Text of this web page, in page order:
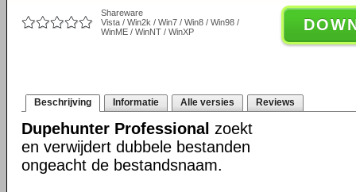
Shareware
Vista / Win2k / Win7 / Win8 / Win98 /
WinME / WinNT / WinXP
Beschrijving Informatie Alle versies Reviews
Dupehunter Professional zoekt
en verwijdert dubbele bestanden
ongeacht de bestandsnaam.